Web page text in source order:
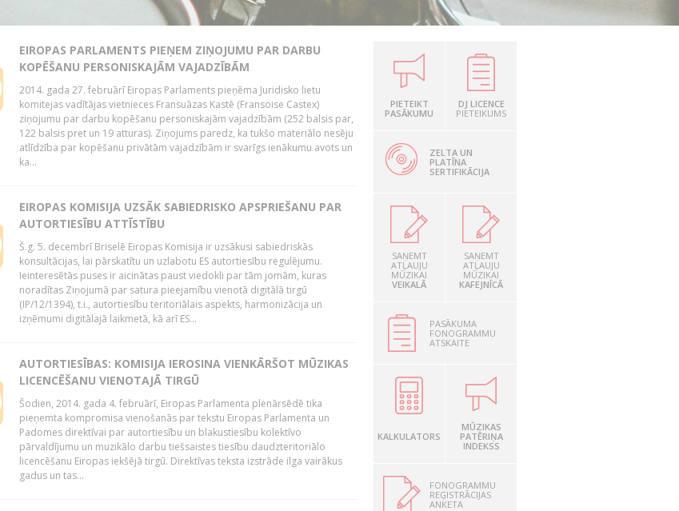
EIROPAS PARLAMENTS PIEŅEM ZIŅOJUMU PAR DARBU
KOPĒŠANU PERSONISKAJĀM VAJADZĪBĀM
2014. gada 27. februārī Eiropas Parlaments pieņēma Juridisko lietu
komitejas vadītājas vietnieces Fransuāzas Kastē (Fransoise Castex)
ziņojumu par darbu kopēšanu personiskajām vajadzībām (252 balsis par,
122 balsis pret un 19 atturas). Ziņojums paredz, ka tukšo materiālo nesēju
atlīdzība par kopēšanu privātām vajadzībām ir svarīgs ienākumu avots un
ka...
EIROPAS KOMISIJA UZSĀK SABIEDRISKO APSPRIEŠANU PAR
AUTORTIESĪBU ATTĪSTĪBU
Š.g. 5. decembrī Briselē Eiropas Komisija ir uzsākusi sabiedriskās
konsultācijas, lai pārskatītu un uzlabotu ES autortiesību regulējumu.
Ieinteresētās puses ir aicinātas paust viedokli par tām jomām, kuras
noradītas Ziņojumā par satura pieejamību vienotā digitālā tirgū
(IP/12/1394), t.i., autortiesību teritoriālais aspekts, harmonizācija un
izņēmumi digitālajā laikmetā, kā arī ES...
AUTORTIESĪBAS: KOMISIJA IEROSINA VIENKĀRŠOT MŪZIKAS
LICENCĒŠANU VIENOTAJĀ TIRGŪ
Šodien, 2014. gada 4. februārī, Eiropas Parlamenta plenārsēdē tika
pieņemta kompromisa vienošanās par tekstu Eiropas Parlamenta un
Padomes direktīvai par autortiesību un blakustiesību kolektīvo
pārvaldījumu un muzikālo darbu tiešsaistes tiesību daudzteritoriālo
licencēšanu Eiropas iekšējā tirgū. Direktīvas teksta izstrāde ilga vairākus
gadus un tas...
PIETEIKT
PASĀKUMU
DJ LICENCE
PIETEIKUMS
ZELTA UN
PLATĪNA
SERTIFIKĀCIJA
SAŅEMT
ATĻAUJU
MŪZIKAI
VEIKALĀ
SAŅEMT
ATĻAUJU
MŪZIKAI
KAFEJNĪCĀ
PASĀKUMA
FONOGRAMMU
ATSKAITE
KALKULATORS
MŪZIKAS
PATĒRIŅA
INDEKSS
FONOGRAMMU
REĢISTRĀCIJAS
ANKETA